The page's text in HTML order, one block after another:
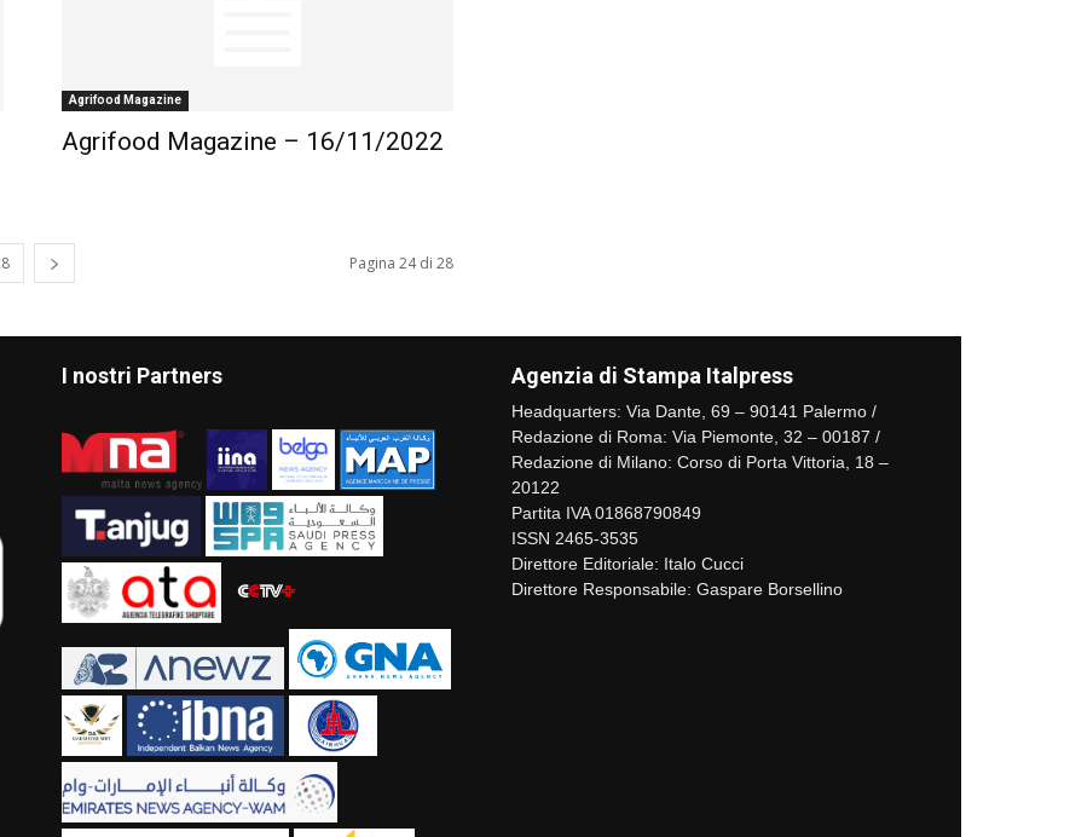
Agrifood Magazine
Agrifood Magazine – 16/11/2022
Pagina 24 di 28
I nostri Partners Agenzia di Stampa Italpress
Headquarters: Via Dante, 69 – 90141 Palermo /
Redazione di Roma: Via Piemonte, 32 – 00187 /
Redazione di Milano: Corso di Porta Vittoria, 18 –
20122
Partita IVA 01868790849
ISSN 2465-3535
Direttore Editoriale: Italo Cucci
Direttore Responsabile: Gaspare Borsellino